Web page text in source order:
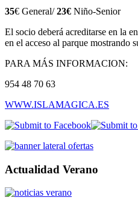
35€ General/23€ Niño-Senior
El socio deberá acreditarse en la
en el acceso al parque mostrando
PARA MÁS INFORMACION:
954 48 70 63
WWW.ISLAMAGICA.ES
Actualidad Verano